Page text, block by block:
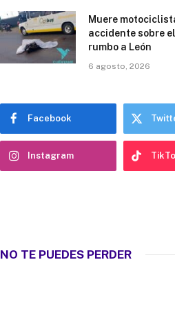
Muere
accidente sobre
rumbo a León
6 agosto, 2026
Facebook
Instagram
NO TE PUEDES PERDER